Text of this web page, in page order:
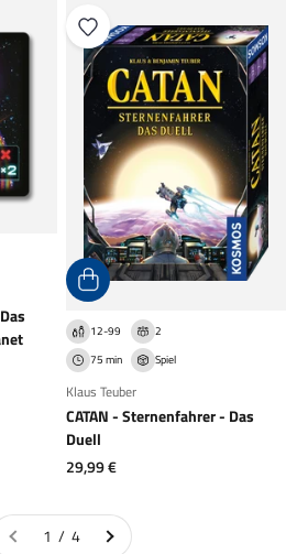
12-99
2
75 min
Spiel
Klaus Teuber
CATAN - Sternenfahrer - Das
Duell
Angebot
29,99 €
1 / 4